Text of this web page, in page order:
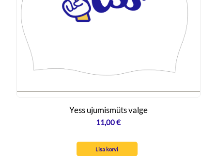
Yess ujumismüts valge
11,00€
Lisa korvi